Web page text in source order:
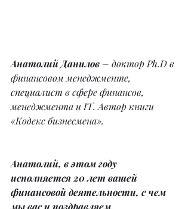
Анатолий Данилов – доктор Ph.D в
финансовом менеджменте,
специалист в сфере финансов,
менеджмента и IT. Автор книги
«Кодекс бизнесмена».
Анатолий, в этом году
исполняется 20 лет вашей
финансовой деятельности, с чем
мы вас и поздравляем.